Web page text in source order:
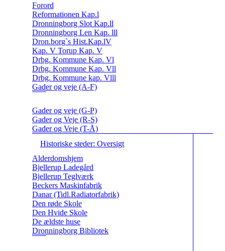
Forord
Reformationen Kap.l
Dronningborg Slot Kap.ll
Dronningborg Len Kap. lll
Dron.borg`s Hist.Kap.lV
Kap. V Torup Kap. V
Drbg. Kommune Kap. Vl
Drbg. Kommune Kap. Vll
Drbg. Kommune kap. Vlll
Gader og veje (A-F)
Gader og veje (G-P)
Gader og Veje (R-S)
Gader og Veje (T-Å)
Historiske steder: Oversigt
Alderdomshjem
Bjellerup Ladegård
Bjellerup Teglværk
Beckers Maskinfabrik
Danar (Tidl.Radiatorfabrik)
Den røde Skole
Den Hvide Skole
De ældste huse
Dronningborg Bibliotek